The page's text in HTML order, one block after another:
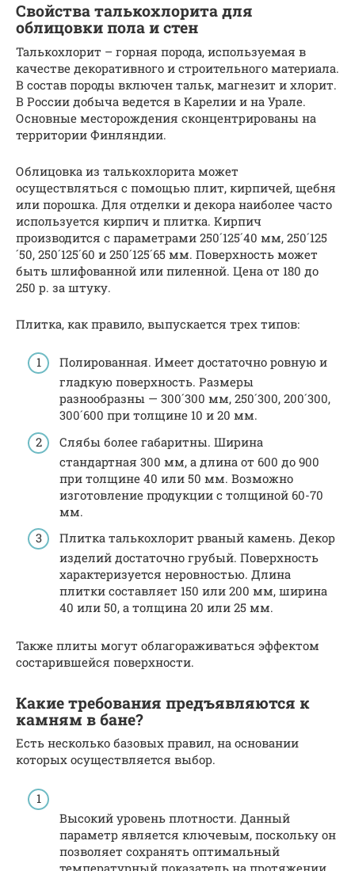
Свойства талькохлорита для
облицовки пола и стен
Талькохлорит – горная порода, используемая в
качестве декоративного и строительного материала.
В состав породы включен тальк, магнезит и хлорит.
В России добыча ведется в Карелии и на Урале.
Основные месторождения сконцентрированы на
территории Финляндии.
Облицовка из талькохлорита может
осуществляться с помощью плит, кирпичей, щебня
или порошка. Для отделки и декора наиболее часто
используется кирпич и плитка. Кирпич
производится с параметрами 250´125´40 мм, 250´125
´50, 250´125´60 и 250´125´65 мм. Поверхность может
быть шлифованной или пиленной. Цена от 180 до
250 р. за штуку.
Плитка, как правило, выпускается трех типов:
Полированная. Имеет достаточно ровную и
гладкую поверхность. Размеры
разнообразны — 300´300 мм, 250´300, 200´300,
300´600 при толщине 10 и 20 мм.
Слябы более габаритны. Ширина
стандартная 300 мм, а длина от 600 до 900
при толщине 40 или 50 мм. Возможно
изготовление продукции с толщиной 60-70
мм.
Плитка талькохлорит рваный камень. Декор
изделий достаточно грубый. Поверхность
характеризуется неровностью. Длина
плитки составляет 150 или 200 мм, ширина
40 или 50, а толщина 20 или 25 мм.
Также плиты могут облагораживаться эффектом
состарившейся поверхности.
Какие требования предъявляются к
камням в бане?
Есть несколько базовых правил, на основании
которых осуществляется выбор.
Высокий уровень плотности. Данный
параметр является ключевым, поскольку он
позволяет сохранять оптимальный
температурный показатель на протяжении